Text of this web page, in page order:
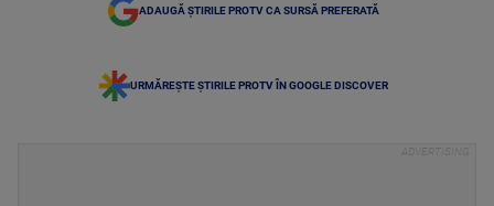
ADAUGĂ ȘTIRILE PROTV CA SURSĂ PREFERATĂ
URMĂREȘTE ȘTIRILE PROTV ÎN GOOGLE DISCOVER